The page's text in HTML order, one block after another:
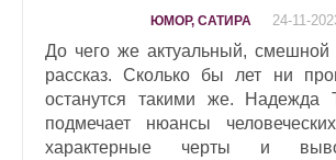
ЮМОР, САТИРА 24-11-
До чего же актуальный,
рассказ. Сколько бы лет ни
останутся такими же. Надежда
подмечает нюансы
характерные черты и